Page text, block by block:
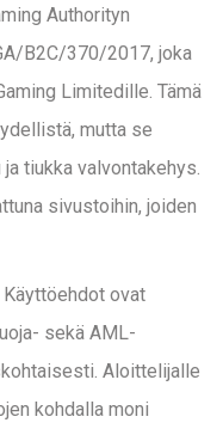
Authorityn
B2C/370/2017, joka
Limitedille. Tämä
mutta se
tiukka valvontakehys.
sivustoihin, joiden
ovat
sekä AML-
Aloittelijalle
kohdalla moni